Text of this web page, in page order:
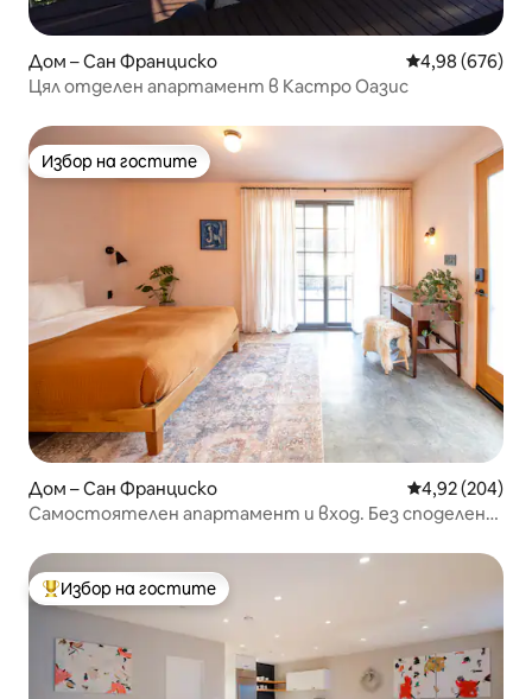
Дом – Сан Франциско Средна
4,98 (676)
Цял отделен апартамент в Кастро Оазис
Избор на гостите
Избор на гостите
Дом – Сан Франциско Средна
4,92 (204)
Самостоятелен апартамент и вход. Без споделено
Най-популярен избор на гостите
Избор на гостите